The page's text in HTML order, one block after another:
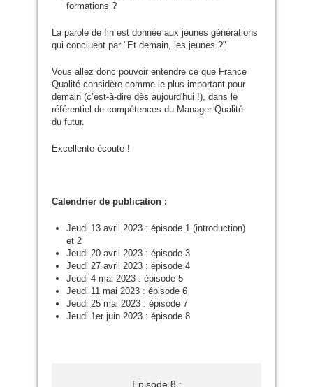
formations ?
La parole de fin est donnée aux jeunes générations
qui concluent par "Et demain, les jeunes ?".
Vous allez donc pouvoir entendre ce que France
Qualité considère comme le plus important pour
demain (c’est-à-dire dès aujourd'hui !), dans le
référentiel de compétences du Manager Qualité
du futur.
Excellente écoute !
Calendrier de publication :
Jeudi 13 avril 2023 : épisode 1 (introduction)
et 2
Jeudi 20 avril 2023 : épisode 3
Jeudi 27 avril 2023 : épisode 4
Jeudi 4 mai 2023 : épisode 5
Jeudi 11 mai 2023 : épisode 6
Jeudi 25 mai 2023 : épisode 7
Jeudi 1er juin 2023 : épisode 8
Episode 8 :